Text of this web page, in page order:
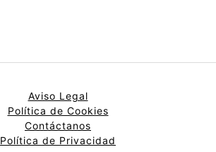
Aviso Legal
Política de Cookies
Contáctanos
Política de Privacidad